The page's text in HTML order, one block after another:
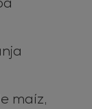
maíz,